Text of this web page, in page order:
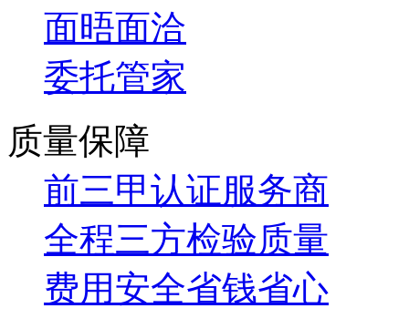
面晤面洽
委托管家
质量保障
前三甲认证服务商
全程三方检验质量
费用安全省钱省心